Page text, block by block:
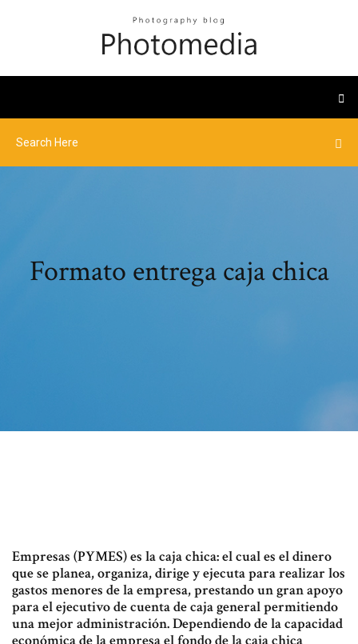
Formato entrega caja chica
Empresas (PYMES) es la caja chica: el cual es el dinero
que se planea, organiza, dirige y ejecuta para realizar los
gastos menores de la empresa, prestando un gran apoyo
para el ejecutivo de cuenta de caja general permitiendo
una mejor administración. Dependiendo de la capacidad